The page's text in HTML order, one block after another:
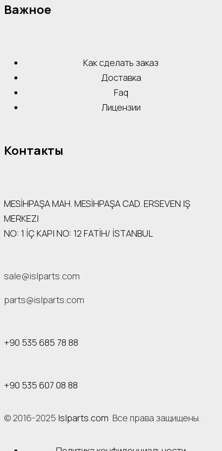
Важное
Как сделать заказ
Доставка
Faq
Лицензии
Контакты
MESİHPAŞA МАН. MESİHPAŞA CAD. ERSEVEN IŞ
MERKEZI
NO: 1 İÇ КАРI NO: 12 FATİH/ İSTANBUL
sale@islparts.com
parts@islparts.com
+90 535 685 78 88
+90 535 607 08 88
© 2016-2025 Islparts.com Все права защищены.